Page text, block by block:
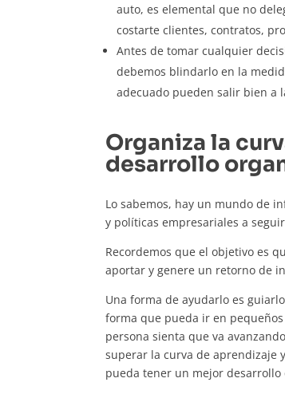
auto, es elemental que no
costarte clientes, contratos,
Antes de tomar cualquier
debemos blindarlo en la
adecuado pueden salir bien a
Organiza la
desarrollo
Lo sabemos, hay un mundo de
y políticas empresariales a
Recordemos que el objetivo es
aportar y genere un retorno de
Una forma de ayudarlo es
forma que pueda ir en
persona sienta que va
superar la curva de aprendizaje
pueda tener un mejor desarrollo